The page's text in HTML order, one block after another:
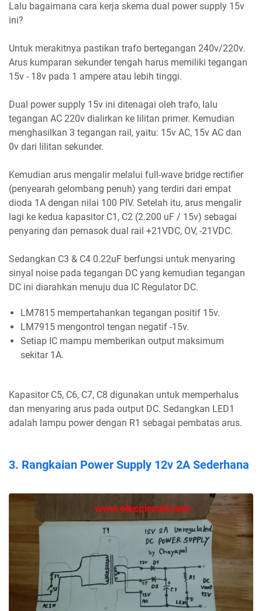
Lalu bagaimana cara kerja skema dual power supply 15v
ini?
Untuk merakitnya pastikan trafo bertegangan 240v/220v.
Arus kumparan sekunder tengah harus memiliki tegangan
15v - 18v pada 1 ampere atau lebih tinggi.
Dual power supply 15v ini ditenagai oleh trafo, lalu
tegangan AC 220v dialirkan ke lilitan primer. Kemudian
menghasilkan 3 tegangan rail, yaitu: 15v AC, 15v AC dan
0v dari lilitan sekunder.
Kemudian arus mengalir melalui full-wave bridge rectifier
(penyearah gelombang penuh) yang terdiri dari empat
dioda 1A dengan nilai 100 PIV. Setelah itu, arus mengalir
lagi ke kedua kapasitor C1, C2 (2.200 uF / 15v) sebagai
penyaring dan pemasok dual rail +21VDC, OV, -21VDC.
Sedangkan C3 & C4 0.22uF berfungsi untuk menyaring
sinyal noise pada tegangan DC yang kemudian tegangan
DC ini diarahkan menuju dua IC Regulator DC.
LM7815 mempertahankan tegangan positif 15v.
LM7915 mengontrol tengan negatif -15v.
Setiap IC mampu memberikan output maksimum
sekitar 1A.
Kapasitor C5, C6, C7, C8 digunakan untuk memperhalus
dan menyaring arus pada output DC. Sedangkan LED1
adalah lampu power dengan R1 sebagai pembatas arus.
3. Rangkaian Power Supply 12v 2A Sederhana